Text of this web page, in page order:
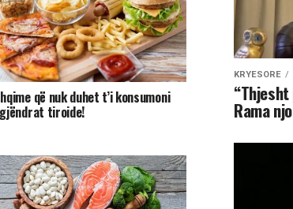
që nuk duhet t’i konsumoni
tiroide!
KRYESORE
Rama